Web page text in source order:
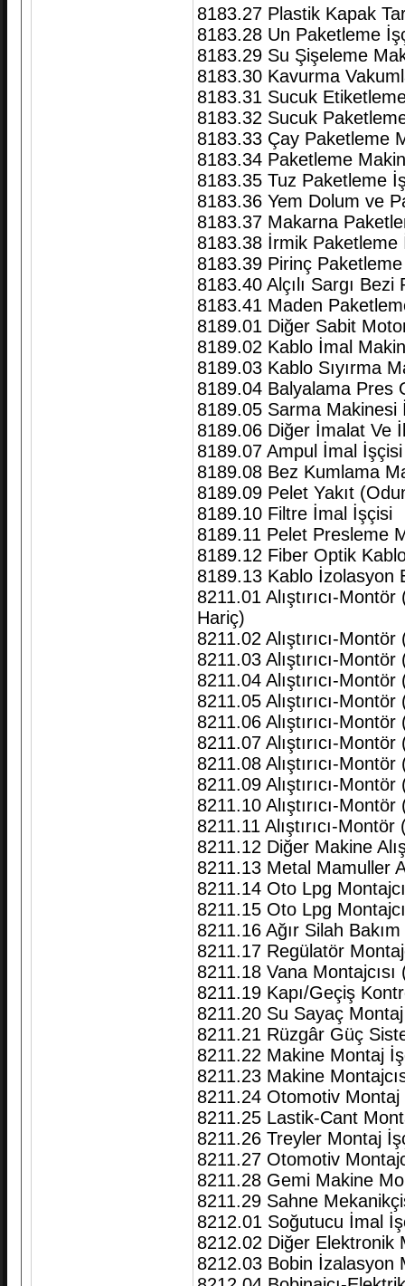
8183.27 Plastik Kapak
8183.28 Un Paketleme
8183.29 Su Şişeleme
8183.30 Kavurma
8183.31 Sucuk
8183.32 Sucuk
8183.33 Çay Paketleme
8183.34 Paketleme
8183.35 Tuz Paketleme
8183.36 Yem Dolum ve
8183.37 Makarna
8183.38 İrmik Paketleme
8183.39 Pirinç
8183.40 Alçılı Sargı
8183.41 Maden
8189.01 Diğer Sabit
8189.02 Kablo İmal
8189.03 Kablo Sıyırma
8189.04 Balyalama Pres
8189.05 Sarma Makinesi
8189.06 Diğer İmalat Ve
8189.07 Ampul İmal İşçisi
8189.08 Bez Kumlama
8189.09 Pelet Yakıt
8189.10 Filtre İmal İşçisi
8189.11 Pelet Presleme
8189.12 Fiber Optik
8189.13 Kablo İzolasyon
8211.01 Alıştırıcı-
Hariç)
8211.02 Alıştırıcı-
8211.03 Alıştırıcı-
8211.04 Alıştırıcı-
8211.05 Alıştırıcı-
8211.06 Alıştırıcı-
8211.07 Alıştırıcı-
8211.08 Alıştırıcı-
8211.09 Alıştırıcı-
8211.10 Alıştırıcı-
8211.11 Alıştırıcı-
8211.12 Diğer Makine
8211.13 Metal Mamuller
8211.14 Oto Lpg
8211.15 Oto Lpg
8211.16 Ağır Silah Bakım
8211.17 Regülatör
8211.18 Vana
8211.19 Kapı/Geçiş
8211.20 Su Sayaç
8211.21 Rüzgâr Güç
8211.22 Makine Montaj
8211.23 Makine
8211.24 Otomotiv Montaj
8211.25 Lastik-Cant
8211.26 Treyler Montaj
8211.27 Otomotiv
8211.28 Gemi Makine
8211.29 Sahne
8212.01 Soğutucu İmal
8212.02 Diğer Elektronik
8212.03 Bobin İzalasyon